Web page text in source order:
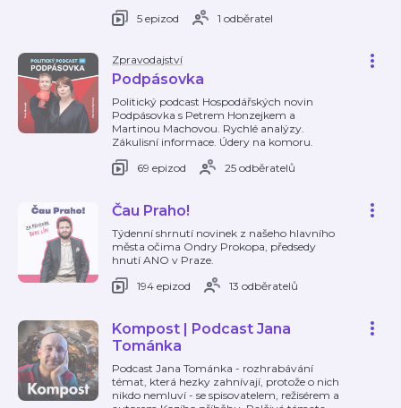
5 epizod
1 odběratel
Zpravodajství
Podpásovka
Politický podcast Hospodářských novin
Podpásovka s Petrem Honzejkem a
Martinou Machovou. Rychlé analýzy.
Zákulisní informace. Údery na komoru.
69 epizod
25 odběratelů
Čau Praho!
Týdenní shrnutí novinek z našeho hlavního
města očima Ondry Prokopa, předsedy
hnutí ANO v Praze.
194 epizod
13 odběratelů
Kompost | Podcast Jana
Tománka
Podcast Jana Tománka - rozhrabávání
témat, která hezky zahnívají, protože o nich
nikdo nemluví - se spisovatelem, režisérem a